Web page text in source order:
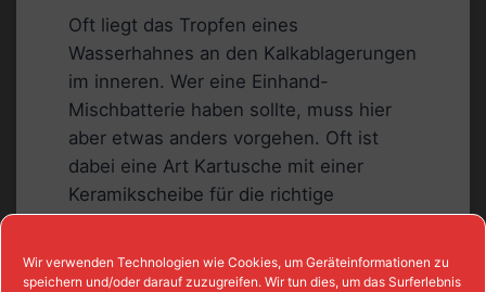
Wir verwenden Technologien wie Cookies, um Geräteinformationen zu
speichern und/oder darauf zuzugreifen. Wir tun dies, um das Surferlebnis
Oft liegt das Tropfen eines
Wasserhahnes an den Kalkablagerungen
im inneren. Wer eine Einhand-
Mischbatterie haben sollte, muss hier
aber etwas anders vorgehen. Oft ist
dabei eine Art Kartusche mit einer
Keramikscheibe für die richtige
nervtötendes Tropfen die Ursache. Am